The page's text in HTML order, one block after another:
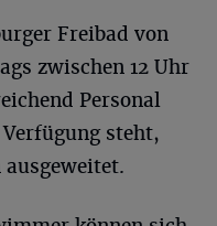
Freibad von
zwischen 12 Uhr
Personal
steht,